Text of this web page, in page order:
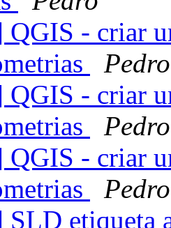
- criar
Pedro
- criar
Pedro
- criar
Pedro
SLD etiqueta